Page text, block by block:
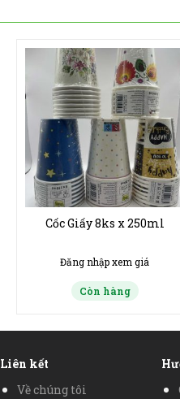
Cốc Giấy 8ks x 250ml
Đăng nhập xem giá
Còn hàng
Liên kết
Về chúng tôi